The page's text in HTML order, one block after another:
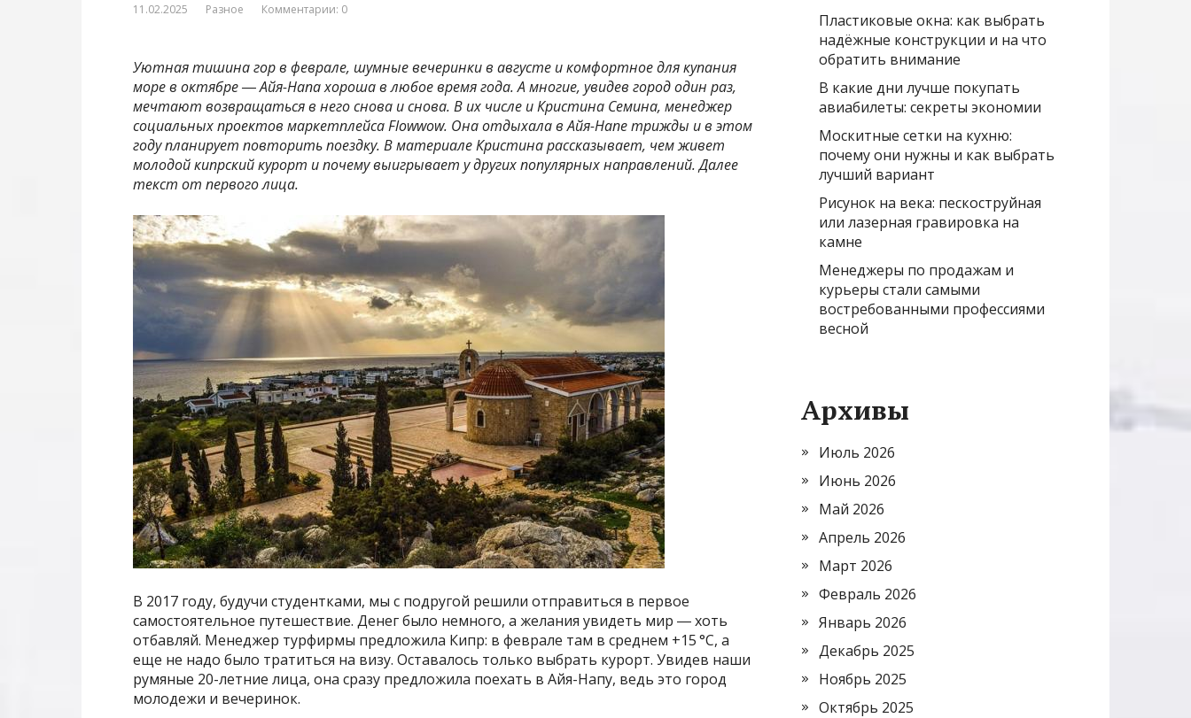
11.02.2025 Разное Комментарии: 0
Уютная тишина гор в феврале, шумные вечеринки в августе и комфортное для купания
море в октябре ― Айя-Напа хороша в любое время года. А многие, увидев город один раз,
мечтают возвращаться в него снова и снова. В их числе и Кристина Семина, менеджер
социальных проектов маркетплейса Flowwow. Она отдыхала в Айя-Напе трижды и в этом
году планирует повторить поездку. В материале Кристина рассказывает, чем живет
молодой кипрский курорт и почему выигрывает у других популярных направлений. Далее
текст от первого лица.
В 2017 году, будучи студентками, мы с подругой решили отправиться в первое
самостоятельное путешествие. Денег было немного, а желания увидеть мир ― хоть
отбавляй. Менеджер турфирмы предложила Кипр: в феврале там в среднем +15 °C, а
еще не надо было тратиться на визу. Оставалось только выбрать курорт. Увидев наши
румяные 20-летние лица, она сразу предложила поехать в Айя-Напу, ведь это город
молодежи и вечеринок.
Пластиковые окна: как выбрать
надёжные конструкции и на что
обратить внимание
В какие дни лучше покупать
авиабилеты: секреты экономии
Москитные сетки на кухню:
почему они нужны и как выбрать
лучший вариант
Рисунок на века: пескоструйная
или лазерная гравировка на
камне
Менеджеры по продажам и
курьеры стали самыми
востребованными профессиями
весной
Архивы
Июль 2026
Июнь 2026
Май 2026
Апрель 2026
Март 2026
Февраль 2026
Январь 2026
Декабрь 2025
Ноябрь 2025
Октябрь 2025